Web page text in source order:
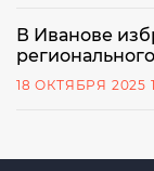
В Иванове
18 ОКТЯБРЯ 2025